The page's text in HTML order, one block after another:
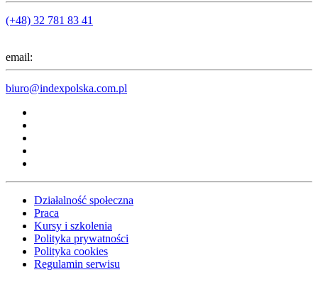
(+48) 32 781 83 41
email:
biuro@indexpolska.com.pl
Działalność społeczna
Praca
Kursy i szkolenia
Polityka prywatności
Polityka cookies
Regulamin serwisu